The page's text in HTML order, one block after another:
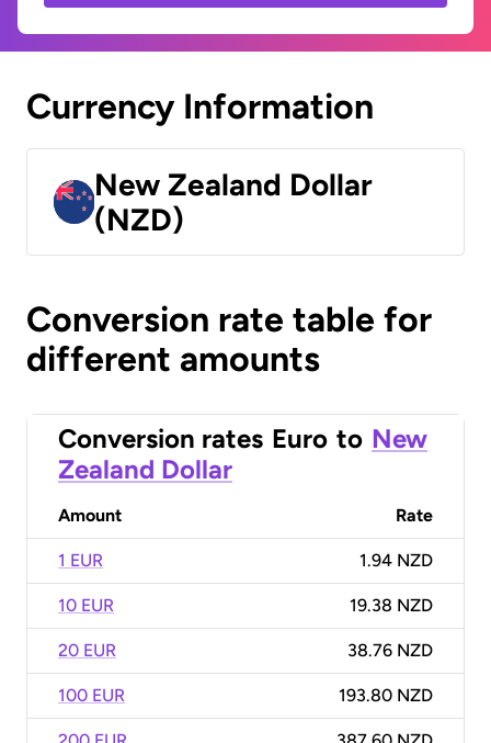
Currency Information
New Zealand Dollar
(NZD)
Conversion rate table for
different amounts
Conversion rates Euro to New
Zealand Dollar
Amount Rate
1 EUR 1.94 NZD
10 EUR 19.38 NZD
20 EUR 38.76 NZD
100 EUR 193.80 NZD